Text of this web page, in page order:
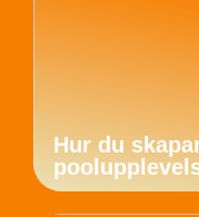
Hur du